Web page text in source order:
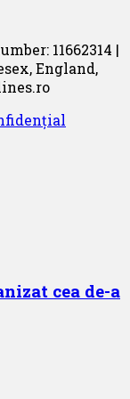
11662314 |
England,
cea de-a